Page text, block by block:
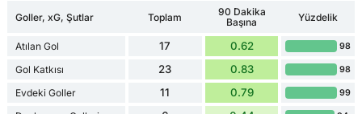
Goller, xG, Şutlar Toplam
90 Dakika
Başına
Yüzdelik
Atılan Gol 17 0.62 98
Gol Katkısı 23 0.83 98
Evdeki Goller 11 0.79 99